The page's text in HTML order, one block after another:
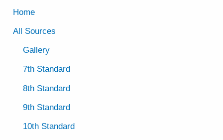
Home
All Sources
Gallery
7th Standard
8th Standard
9th Standard
10th Standard